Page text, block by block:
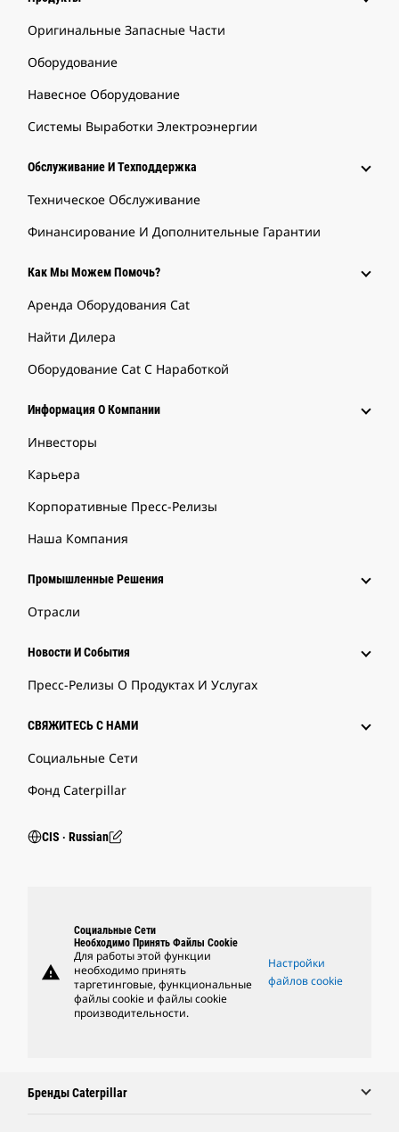
Оригинальные Запасные Части
Оборудование
Навесное Оборудование
Системы Выработки Электроэнергии
Обслуживание И Техподдержка
Техническое Обслуживание
Финансирование И Дополнительные Гарантии
Как Мы Можем Помочь?
Аренда Оборудования Cat
Найти Дилера
Оборудование Cat С Наработкой
Информация О Компании
Инвесторы
Карьера
Корпоративные Пресс-Релизы
Наша Компания
Промышленные Решения
Отрасли
Новости И События
Пресс-Релизы О Продуктах И Услугах
СВЯЖИТЕСЬ С НАМИ
Социальные Сети
Фонд Caterpillar
CIS ‧ Russian
warning
Социальные Сети
Необходимо Принять Файлы Cookie
Для работы этой функции
необходимо принять
таргетинговые, функциональные
файлы cookie и файлы cookie
производительности.
Настройки
файлов cookie
Бренды Caterpillar